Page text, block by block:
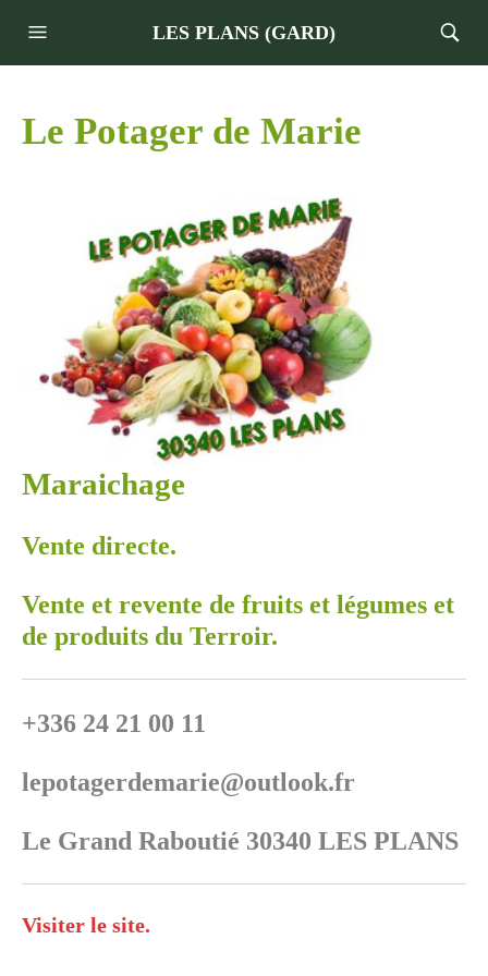
LES PLANS (GARD)
Le Potager de Marie
Maraichage
Vente directe.
Vente et revente de fruits et légumes et
de produits du Terroir.
+336 24 21 00 11
lepotagerdemarie@outlook.fr
Le Grand Raboutié 30340 LES PLANS
Visiter le site.